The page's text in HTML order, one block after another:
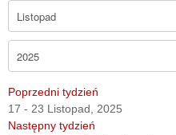
Poprzedni tydzień
17 - 23 Listopad, 2025
Następny tydzień